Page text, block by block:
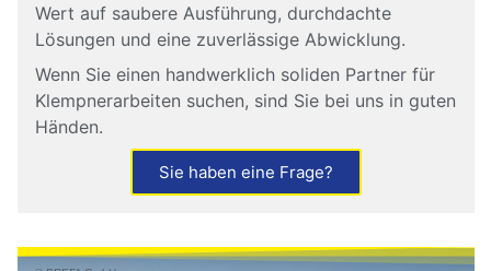
Wert auf saubere Ausführung, durchdachte
Lösungen und eine zuverlässige Abwicklung.
Wenn Sie einen handwerklich soliden Partner für
Klempnerarbeiten suchen, sind Sie bei uns in guten
Händen.
Sie haben eine Frage?